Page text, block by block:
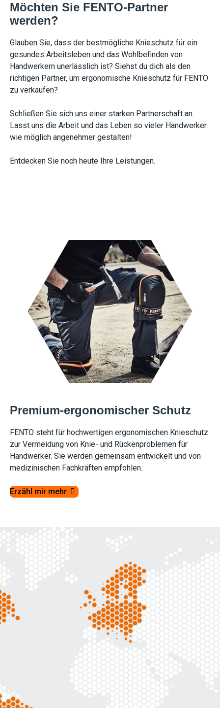
Möchten Sie FENTO-Partner
werden?
Glauben Sie, dass der bestmögliche Knieschutz für ein
gesundes Arbeitsleben und das Wohlbefinden von
Handwerkern unerlässlich ist? Siehst du dich als den
richtigen Partner, um ergonomische Knieschutz für FENTO
zu verkaufen?
Schließen Sie sich uns einer starken Partnerschaft an.
Lasst uns die Arbeit und das Leben so vieler Handwerker
wie möglich angenehmer gestalten!
Entdecken Sie noch heute Ihre Leistungen.
Premium-ergonomischer Schutz
FENTO steht für hochwertigen ergonomischen Knieschutz
zur Vermeidung von Knie- und Rückenproblemen für
Handwerker. Sie werden gemeinsam entwickelt und von
medizinischen Fachkräften empfohlen.
Erzähl mir mehr